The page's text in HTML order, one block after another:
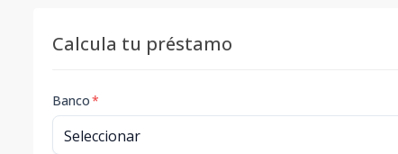
Calcula tu préstamo
Banco*